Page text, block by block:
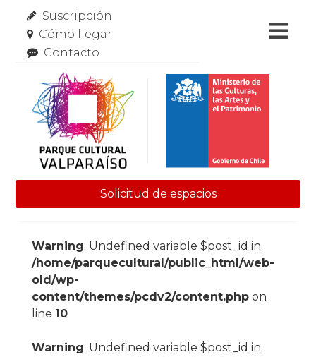
Suscripción
Cómo llegar
Contacto
Solicitud de espacios
Warning: Undefined variable $post_id in
/home/parquecultural/public_html/web-
old/wp-
content/themes/pcdv2/content.phpon
line 10
Warning: Undefined variable $post_id in